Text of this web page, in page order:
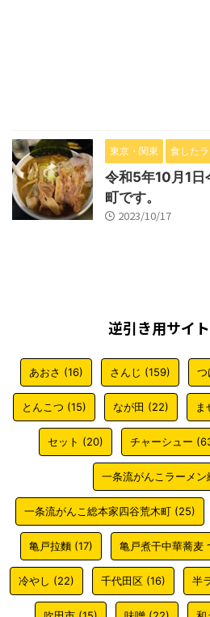
東京・関東 食したラ
令和5年10月1日
町です。
2023/10/17
逆引き用サイ
あおさ (16) さんじ (159) つ
とんこつ (15) なが田 (22) ま
セット (20) チャーシュー
一条流がんこラーメン
一条流がんこ総本家四谷荒木町 (25)
亀戸拉麵 (17) 亀戸煮干中華蕎麦
冷やし (22) 千代田区(16) 半